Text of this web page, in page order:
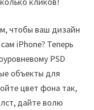
чтобы ваш дизайн
iPhone? Теперь
PSD
объекты для
цвет фона так,
дайте волю